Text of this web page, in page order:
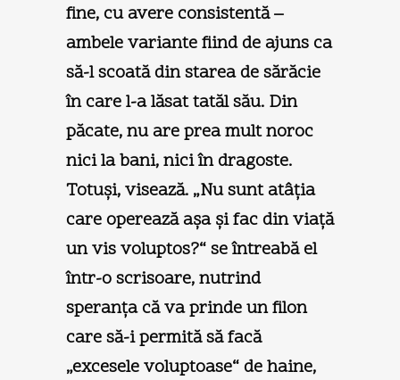
fine, cu avere consistentă –
ambele variante fiind de ajuns ca
să-l scoată din starea de sărăcie
în care l-a lăsat tatăl său. Din
păcate, nu are prea mult noroc
nici la bani, nici în dragoste.
Totuşi, visează. „Nu sunt atâţia
care operează aşa şi fac din viaţă
un vis voluptos?“ se întreabă el
într-o scrisoare, nutrind
speranţa că va prinde un filon
care să-i permită să facă
„excesele voluptoase“ de haine,